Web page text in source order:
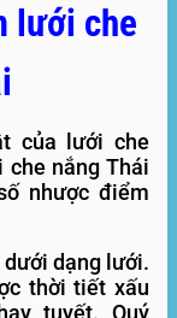
lưới che
của lưới che
che nắng Thái
nhược điểm
dạng lưới.
thời tiết xấu
tuyết. Quý